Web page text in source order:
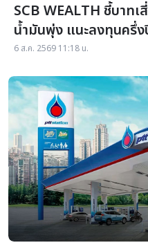
SCB WEALTH ชี้บาท
น้ำมันพุ่ง แนะลงทุนครึ่
ภูมิรัฐศาสตร์-AI
6 ส.ค. 2569 11:18 น.